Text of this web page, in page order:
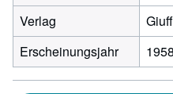
Verlag
Erscheinungsjahr
1958